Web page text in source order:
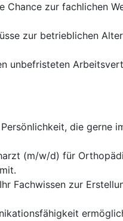
Chance zur fachlichen
zur betrieblichen
unbefristeten
die gerne
(m/w/d) für
Fachwissen zur